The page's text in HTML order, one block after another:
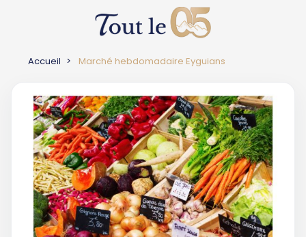
Accueil Marché hebdomadaire Eyguians